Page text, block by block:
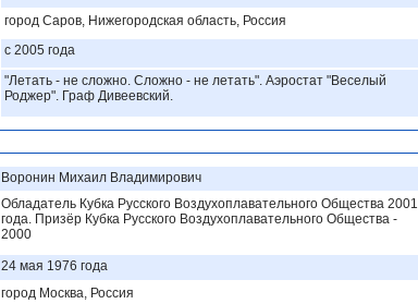
город Саров, Нижегородская область, Россия
с 2005 года
"Летать - не сложно. Сложно - не летать". Аэростат "Веселый
Роджер". Граф Дивеевский.
Воронин Михаил Владимирович
Обладатель Кубка Русского Воздухоплавательного Общества 2001
года. Призёр Кубка Русского Воздухоплавательного Общества -
2000
24 мая 1976 года
город Москва, Россия